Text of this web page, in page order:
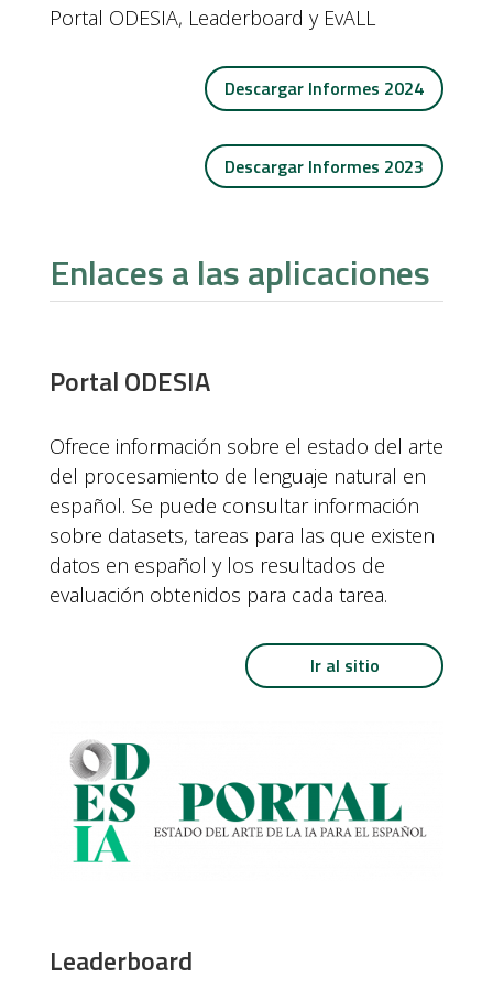
Portal ODESIA, Leaderboard y EvALL
Descargar Informes 2024
Descargar Informes 2023
Enlaces a las aplicaciones
Portal ODESIA
Ofrece información sobre el estado del arte
del procesamiento de lenguaje natural en
español. Se puede consultar información
sobre datasets, tareas para las que existen
datos en español y los resultados de
evaluación obtenidos para cada tarea.
Ir al sitio
Leaderboard